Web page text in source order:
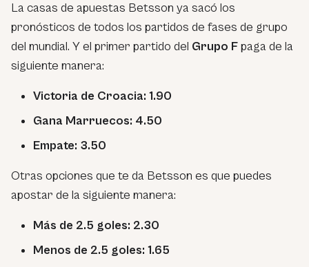
La casas de apuestas Betsson ya sacó los
pronósticos de todos los partidos de fases de grupo
del mundial. Y el primer partido del Grupo Fpaga de la
siguiente manera:
Victoria de Croacia: 1.90
Gana Marruecos: 4.50
Empate: 3.50
Otras opciones que te da Betsson es que puedes
apostar de la siguiente manera:
Más de 2.5 goles: 2.30
Menos de 2.5 goles: 1.65